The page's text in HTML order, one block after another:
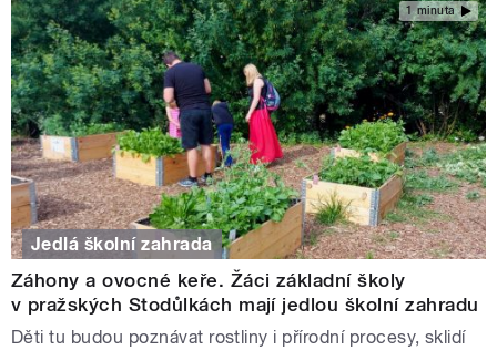
1 minuta
Jedlá školní zahrada
Záhony a ovocné keře. Žáci základní školy
v pražských Stodůlkách mají jedlou školní zahradu
Děti tu budou poznávat rostliny i přírodní procesy, sklidí